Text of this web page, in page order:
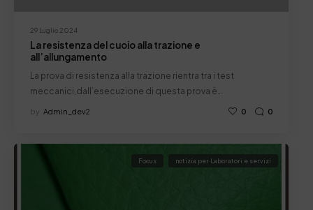
29 Luglio 2024
La resistenza del cuoio alla trazione e
all’allungamento
La prova di resistenza alla trazione rientra tra i test
meccanici,dall’esecuzione di questa prova è…
by Admin_dev2 0 0
Focus notizia per Laboratori e servizi